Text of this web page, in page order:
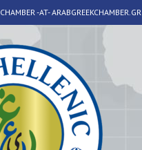
CHAMBER -AT- ARABGREEKCHAMBER.GR